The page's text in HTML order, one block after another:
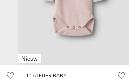
Nieuw
LIL' ATELIER BABY